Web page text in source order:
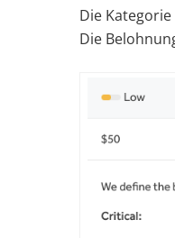
Die
Die